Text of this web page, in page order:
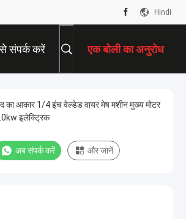
Hindi
संपर्क करें एक बोली का अनुरोध
का आकार 1/4 इंच वेल्डेड वायर मेष मशीन मुख्य मोटर
इलेक्ट्रिक
अब संपर्क करें और जानें